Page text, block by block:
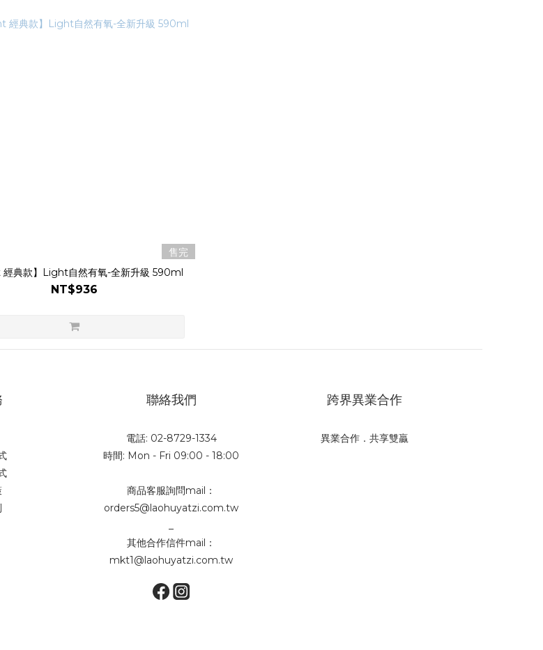
售完
經典款】Light自然有氧-全新升級 590ml
NT$936
聯絡我們
電話: 02-8729-1334
時間: Mon - Fri 09:00 - 18:00
商品客服詢問mail：
orders5@laohuyatzi.com.tw
其他合作信件mail：
mkt1@laohuyatzi.com.tw
跨界異業合作
異業合作．共享雙贏